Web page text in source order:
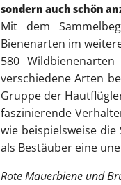
sondern auch schön
Mit dem
Bienenarten im
580 Wildbienenarten
verschiedene Arten
Gruppe der
faszinierende
wie beispielsweise
als Bestäuber eine
Rote Mauerbiene und